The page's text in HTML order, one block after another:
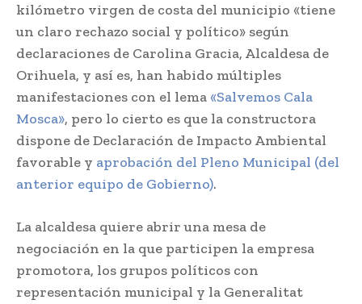
kilómetro virgen de costa del municipio «tiene
un claro rechazo social y político» según
declaraciones de Carolina Gracia, Alcaldesa de
Orihuela, y así es, han habido múltiples
manifestaciones con el lema«Salvemos Cala
Mosca», pero lo cierto es que la constructora
dispone de Declaración de Impacto Ambiental
favorable y aprobación del Pleno Municipal (del
anterior equipo de Gobierno).
La alcaldesa quiere abrir una mesa de
negociación en la que participen la empresa
promotora, los grupos políticos con
representación municipal y la Generalitat